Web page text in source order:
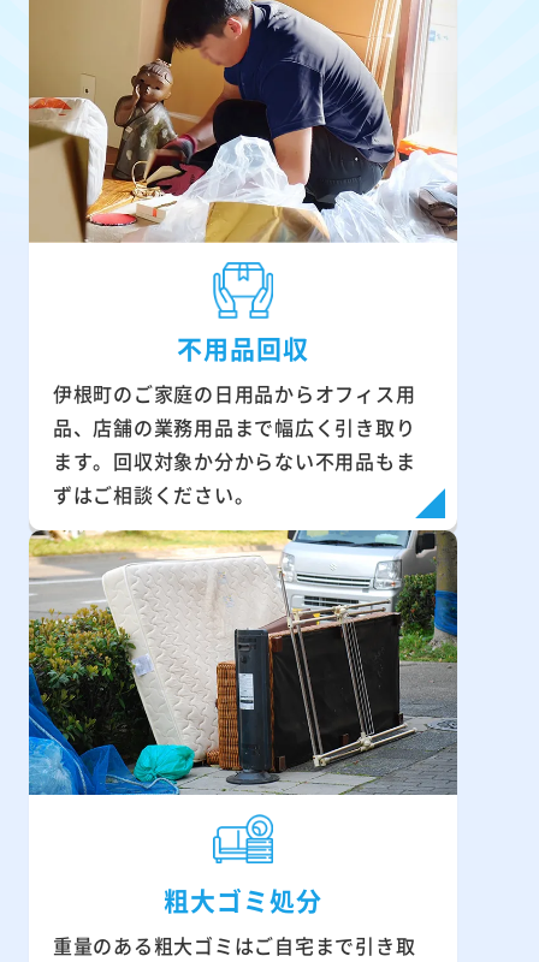
不用品回収
伊根町のご家庭の日用品からオフィス用
品、店舗の業務用品まで幅広く引き取り
ます。回収対象か分からない不用品もま
ずはご相談ください。
粗大ゴミ処分
重量のある粗大ゴミはご自宅まで引き取